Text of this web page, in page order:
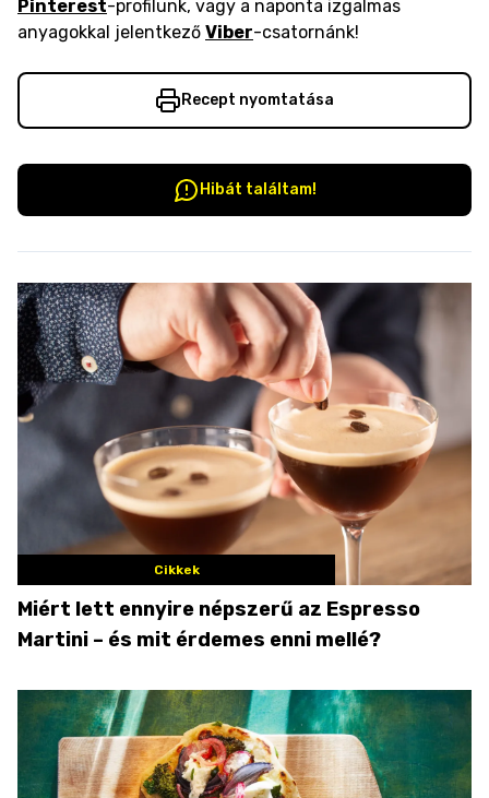
Pinterest-profilunk, vagy a naponta izgalmas
anyagokkal jelentkező Viber-csatornánk!
Recept nyomtatása
Hibát találtam!
Cikkek
Miért lett ennyire népszerű az Espresso
Martini – és mit érdemes enni mellé?